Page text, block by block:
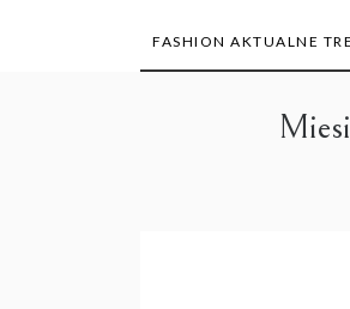
FASHION AKTUALNE